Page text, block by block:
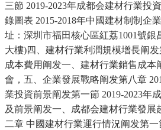
三節 2019-2023年成都会建材行業投
錄圖表 2015-2018年中國建材制制企
址：深圳市福田核心區紅荔1001號銀
大樓)四、建材行業利潤規模增長阐
成本費用阐发一、建材行業銷售成本
會，五、企業發展戰略阐发第八章
業投資前景阐发第一節 2019-2023年
及前景阐发一、成都会建材行業發展
二章 中國建材行業運行情況阐发第